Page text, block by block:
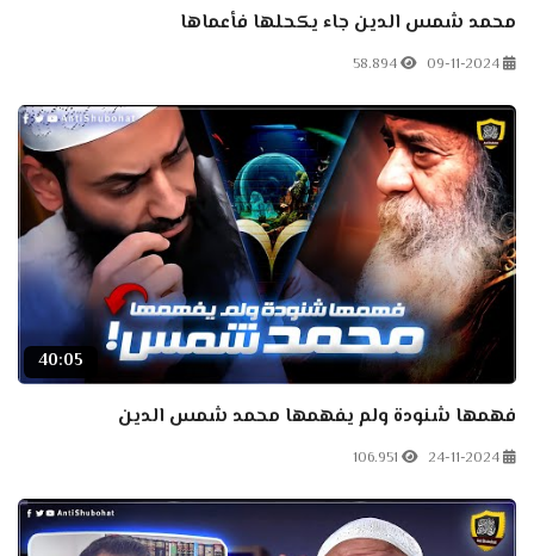
محمد شمس الدين جاء يكحلها فأعماها
09-11-2024
58.894
40:05
فهمها شنودة ولم يفهمها محمد شمس الدين
24-11-2024
106.951